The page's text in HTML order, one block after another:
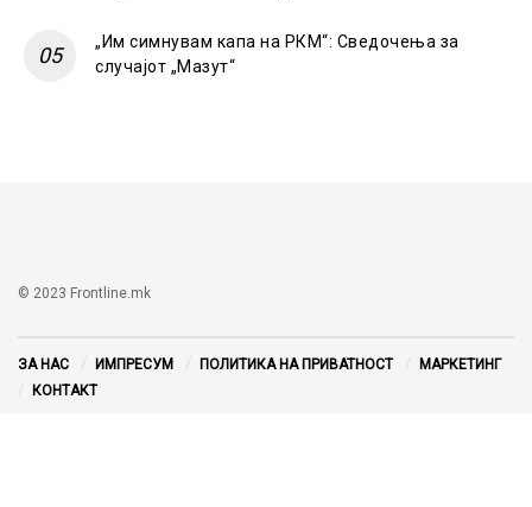
„Им симнувам капа на РКМ“: Сведочења за
случајот „Мазут“
© 2023 Frontline.mk
ЗА НАС ИМПРЕСУМ ПОЛИТИКА НА ПРИВАТНОСТ
МАРКЕТИНГ
КОНТАКТ